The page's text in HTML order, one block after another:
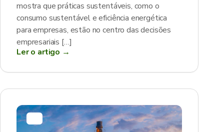
mostra que práticas sustentáveis, como o
consumo sustentável e eficiência energética
para empresas, estão no centro das decisões
empresariais […]
Ler o artigo →